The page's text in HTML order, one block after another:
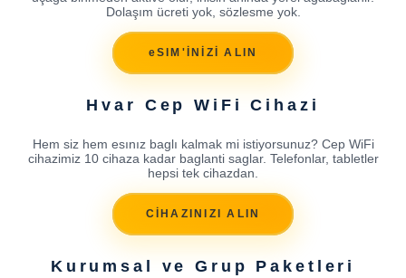
Dolaşım ücreti yok, sözlesme yok.
eSIM'İNİZİ ALIN
Hvar Cep WiFi Cihazi
Hem siz hem esınız baglı kalmak mi istiyorsunuz? Cep WiFi
cihazimiz 10 cihaza kadar baglanti saglar. Telefonlar, tabletler
hepsi tek cihazdan.
CİHAZINIZI ALIN
Kurumsal ve Grup Paketleri